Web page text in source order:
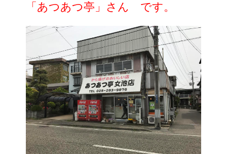
「あつあつ亭」さん　です。